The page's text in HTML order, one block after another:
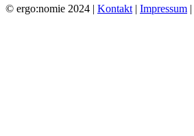
© ergo:nomie 2024 | Kontakt | Impressum |